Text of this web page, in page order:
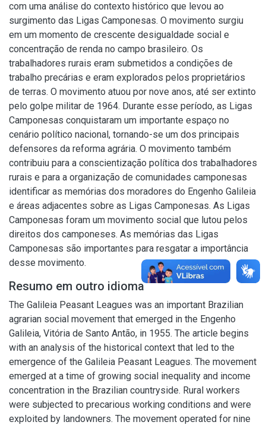
com uma análise do contexto histórico que levou ao
surgimento das Ligas Camponesas. O movimento surgiu
em um momento de crescente desigualdade social e
concentração de renda no campo brasileiro. Os
trabalhadores rurais eram submetidos a condições de
trabalho precárias e eram explorados pelos proprietários
de terras. O movimento atuou por nove anos, até ser extinto
pelo golpe militar de 1964. Durante esse período, as Ligas
Camponesas conquistaram um importante espaço no
cenário político nacional, tornando-se um dos principais
defensores da reforma agrária. O movimento também
contribuiu para a conscientização política dos trabalhadores
rurais e para a organização de comunidades camponesas
identificar as memórias dos moradores do Engenho Galileia
e áreas adjacentes sobre as Ligas Camponesas. As Ligas
Camponesas foram um movimento social que lutou pelos
direitos dos camponeses. As memórias das Ligas
Camponesas são importantes para resgatar a importância
desse movimento.
Resumo em outro idioma
The Galileia Peasant Leagues was an important Brazilian
agrarian social movement that emerged in the Engenho
Galileia, Vitória de Santo Antão, in 1955. The article begins
with an analysis of the historical context that led to the
emergence of the Galileia Peasant Leagues. The movement
emerged at a time of growing social inequality and income
concentration in the Brazilian countryside. Rural workers
were subjected to precarious working conditions and were
exploited by landowners. The movement operated for nine